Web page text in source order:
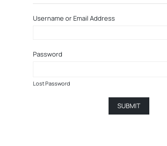
Username or Email Address
Password
Lost Password